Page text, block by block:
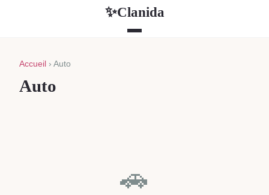
✨Clanida
Accueil › Auto
Auto
🚗